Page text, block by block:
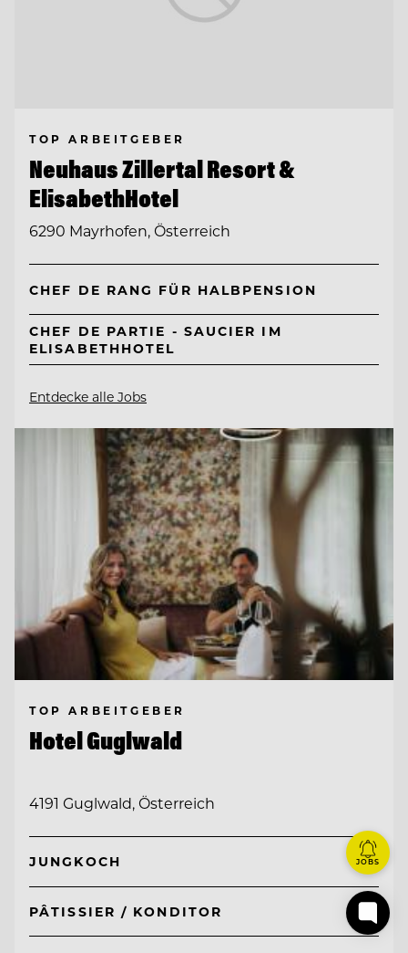
TOP ARBEITGEBER
Neuhaus Zillertal Resort &
ElisabethHotel
6290 Mayrhofen, Österreich
CHEF DE RANG FÜR HALBPENSION
CHEF DE PARTIE - SAUCIER IM
ELISABETHHOTEL
Entdecke alle Jobs
TOP ARBEITGEBER
Hotel Guglwald
4191 Guglwald, Österreich
JUNGKOCH
PÂTISSIER / KONDITOR
JOBS